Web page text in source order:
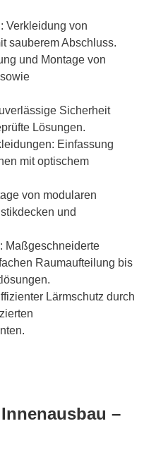
Verkleidung von
sauberem Abschluss.
und Montage von
Sicherheit
Lösungen.
Einfassung
mit optischem
von modularen
und
Maßgeschneiderte
Raumaufteilung bis
Lärmschutz durch
–